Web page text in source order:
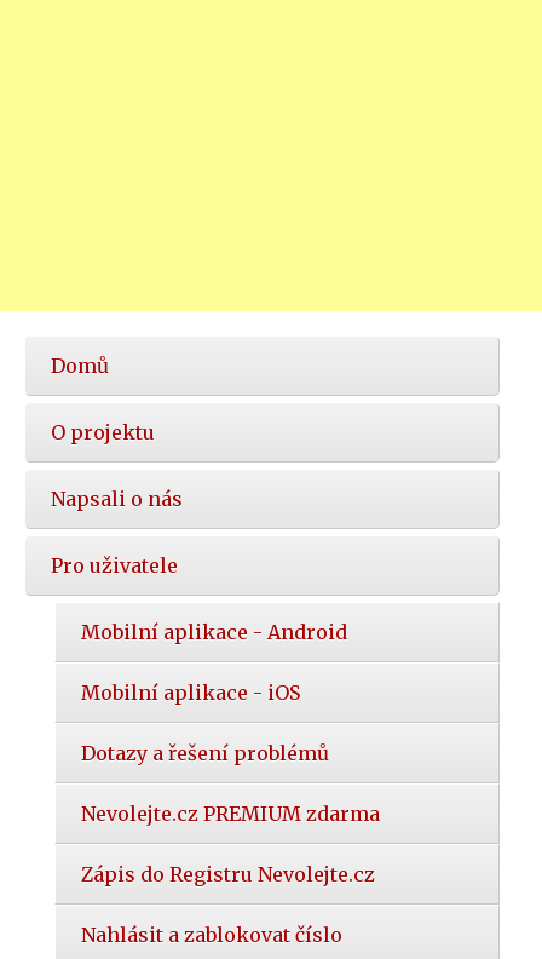
Hlavní
nabídka
Domů
O projektu
Napsali o nás
Pro uživatele
Mobilní aplikace - Android
Mobilní aplikace - iOS
Dotazy a řešení problémů
Nevolejte.cz PREMIUM zdarma
Zápis do Registru Nevolejte.cz
Nahlásit a zablokovat číslo